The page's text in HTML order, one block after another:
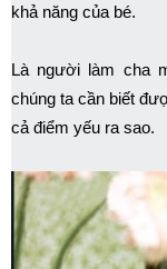
khả năng của bé.
Là người làm cha
chúng ta cần biết
cả điểm yếu ra sao.